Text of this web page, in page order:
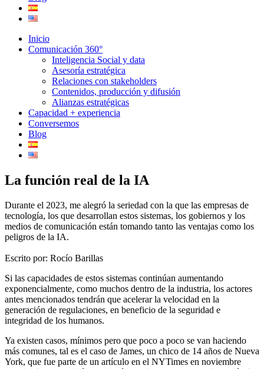
Inicio
Comunicación 360°
Inteligencia Social y data
Asesoría estratégica
Relaciones con stakeholders
Contenidos, producción y difusión
Alianzas estratégicas
Capacidad + experiencia
Conversemos
Blog
La función real de la IA
Durante el 2023, me alegró la seriedad con la que las empresas de
tecnología, los que desarrollan estos sistemas, los gobiernos y los
medios de comunicación están tomando tanto las ventajas como los
peligros de la IA.
Escrito por: Rocío Barillas
Si las capacidades de estos sistemas continúan aumentando
exponencialmente, como muchos dentro de la industria, los actores
antes mencionados tendrán que acelerar la velocidad en la
generación de regulaciones, en beneficio de la seguridad e
integridad de los humanos.
Ya existen casos, mínimos pero que poco a poco se van haciendo
más comunes, tal es el caso de James, un chico de 14 años de Nueva
York, que fue parte de un artículo en el NYTimes en noviembre